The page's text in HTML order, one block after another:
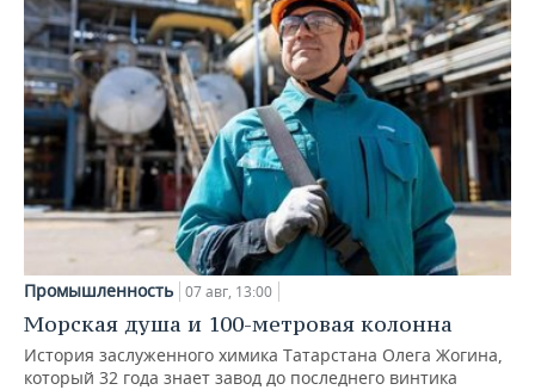
Промышленность 07 авг, 13:00
Морская душа и 100-метровая колонна
История заслуженного химика Татарстана Олега Жогина,
который 32 года знает завод до последнего винтика